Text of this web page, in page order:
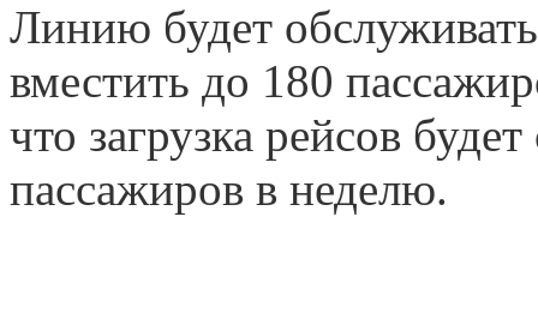
Линию будет
вместить до 180
что загрузка рейсов
пассажиров в неделю.